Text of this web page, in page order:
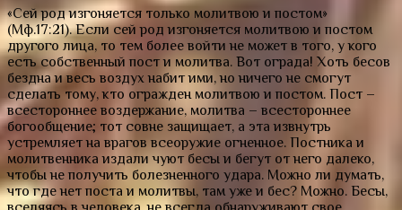
«Сей род изгоняется только молитвою и постом»
(Мф.17:21). Если сей род изгоняется молитвою и постом
другого лица, то тем более войти не может в того, у кого
есть собственный пост и молитва. Вот ограда! Хоть бесов
бездна и весь воздух набит ими, но ничего не смогут
сделать тому, кто огражден молитвою и постом. Пост –
всестороннее воздержание, молитва – всестороннее
богообщение; тот совне защищает, а эта извнутрь
устремляет на врагов всеоружие огненное. Постника и
молитвенника издали чуют бесы и бегут от него далеко,
чтобы не получить болезненного удара. Можно ли думать,
что где нет поста и молитвы, там уже и бес? Можно. Бесы,